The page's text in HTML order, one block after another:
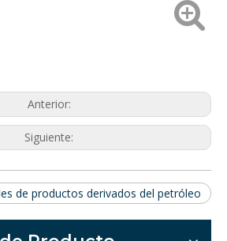
Anterior:
Siguiente:
de productos derivados del petróleo